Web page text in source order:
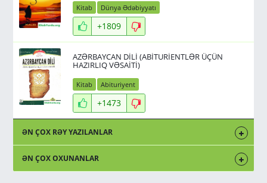
Kitab Dünya Ədəbiyyatı
+1809
AZƏRBAYCAN DİLİ (ABİTURİENTLƏR ÜÇÜN
HAZIRLIQ VƏSAİTİ)
Kitab Abituriyent
+1473
ƏN ÇOX RƏY YAZILANLAR
ƏN ÇOX OXUNANLAR